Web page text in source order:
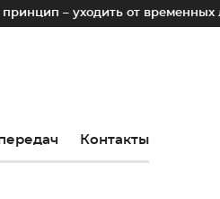
от временных лотков,
Контакты